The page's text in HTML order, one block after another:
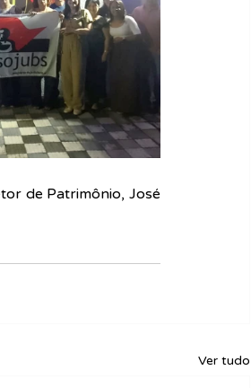
de Patrimônio, José
Ver tudo